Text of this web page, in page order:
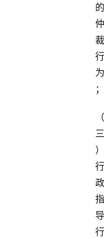
的
仲
裁
行
为
；
（
三
）
行
政
指
导
行